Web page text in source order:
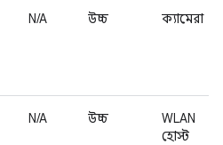
N/A উচ্চ ক্যামেরা
N/A উচ্চ
WLAN
হোস্ট